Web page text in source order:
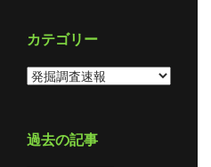
カテゴリー
カ
リ
ー
過去の記事